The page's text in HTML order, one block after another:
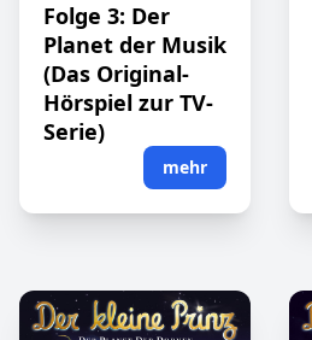
Folge 3: Der
Planet der Musik
(Das Original-
Hörspiel zur TV-
Serie)
mehr